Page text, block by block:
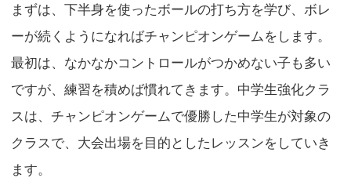
まずは、下半身を使ったボールの打ち方を学び、ボレ
ーが続くようになればチャンピオンゲームをします。
最初は、なかなかコントロールがつかめない子も多い
ですが、練習を積めば慣れてきます。中学生強化クラ
スは、チャンピオンゲームで優勝した中学生が対象の
クラスで、大会出場を目的としたレッスンをしていき
ます。